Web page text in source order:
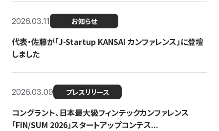
2026.03.11 お知らせ
代表・佐藤が「J-Startup KANSAI カンファレンス」に登壇
しました
2026.03.09 プレスリリース
コングラント、日本最大級フィンテックカンファレンス
「FIN/SUM 2026」スタートアップコンテス...